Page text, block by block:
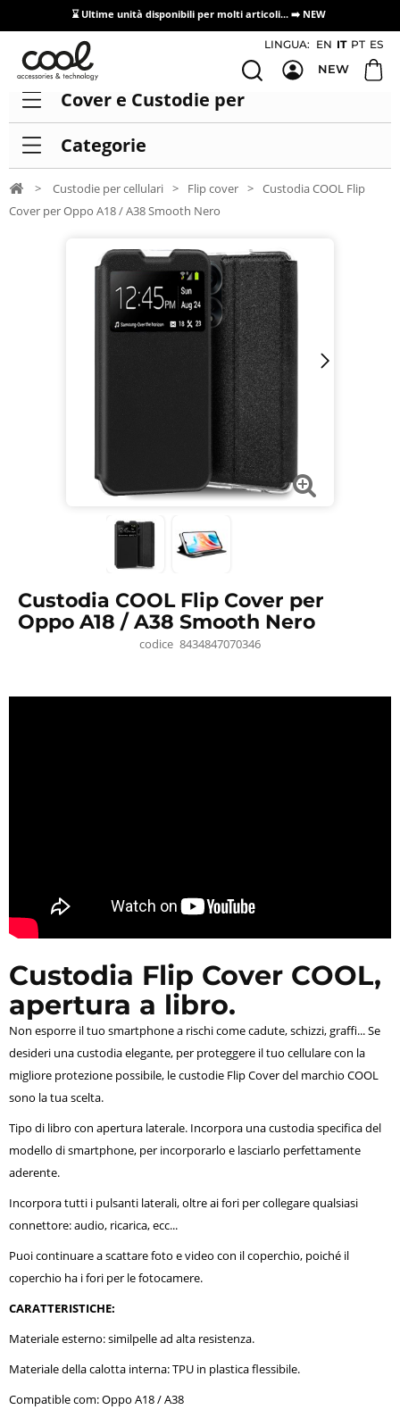
⌛ Ultime unità disponibili per molti articoli... ➡️ NEW
Accesso/registrazione distributori
LINGUA: EN IT PT ES
NEW
Cover e Custodie per
Categorie
> Custodie per cellulari > Flip cover > Custodia COOL Flip
Cover per Oppo A18 / A38 Smooth Nero
Custodia COOL Flip Cover per
Oppo A18 / A38 Smooth Nero
codice 8434847070346
Custodia Flip Cover COOL,
apertura a libro.
Non esporre il tuo smartphone a rischi come cadute, schizzi, graffi... Se
desideri una custodia elegante, per proteggere il tuo cellulare con la
migliore protezione possibile, le custodie Flip Cover del marchio COOL
sono la tua scelta.
Tipo di libro con apertura laterale. Incorpora una custodia specifica del
modello di smartphone, per incorporarlo e lasciarlo perfettamente
aderente.
Incorpora tutti i pulsanti laterali, oltre ai fori per collegare qualsiasi
connettore: audio, ricarica, ecc...
Puoi continuare a scattare foto e video con il coperchio, poiché il
coperchio ha i fori per le fotocamere.
CARATTERISTICHE:
Materiale esterno: similpelle ad alta resistenza.
Materiale della calotta interna: TPU in plastica flessibile.
Compatible com: Oppo A18 / A38